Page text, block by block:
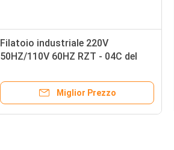
Filatoio industriale 220V
50HZ/110V 60HZ RZT - 04C del
Miglior Prezzo